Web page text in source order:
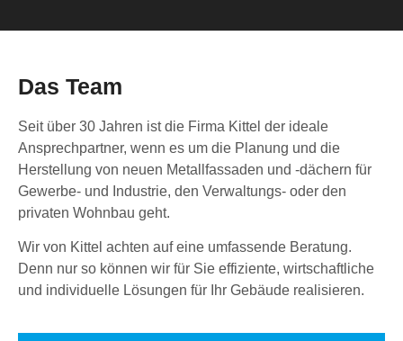
Das Team
Seit über 30 Jahren ist die Firma Kittel der ideale
Ansprechpartner, wenn es um die Planung und die
Herstellung von neuen Metallfassaden und -dächern für
Gewerbe- und Industrie, den Verwaltungs- oder den
privaten Wohnbau geht.
Wir von Kittel achten auf eine umfassende Beratung.
Denn nur so können wir für Sie effiziente, wirtschaftliche
und individuelle Lösungen für Ihr Gebäude realisieren.